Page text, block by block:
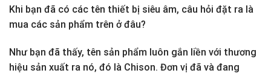
Khi bạn đã có các tên thiết bị siêu âm, câu hỏi đặt ra là
mua các sản phẩm trên ở đâu?
Như bạn đã thấy, tên sản phẩm luôn gắn liền với thương
hiệu sản xuất ra nó, đó là Chison. Đơn vị đã và đang